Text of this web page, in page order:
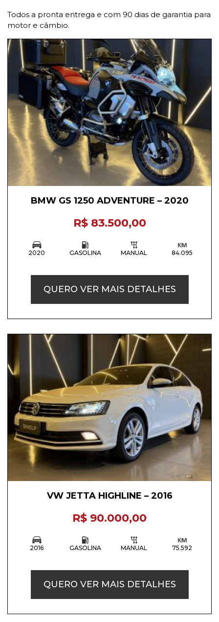
Todos a pronta entrega e com 90 dias de garantia para
motor e câmbio.
BMW GS 1250 ADVENTURE – 2020
R$ 83.500,00
2020 GASOLINA MANUAL 84.095
QUERO VER MAIS DETALHES
VW JETTA HIGHLINE – 2016
R$ 90.000,00
2016 GASOLINA MANUAL 75.592
QUERO VER MAIS DETALHES